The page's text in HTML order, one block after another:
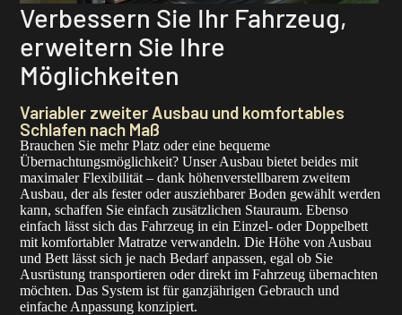
Verbessern Sie Ihr Fahrzeug,
erweitern Sie Ihre
Möglichkeiten
Variabler zweiter Ausbau und komfortables
Schlafen nach Maß
Brauchen Sie mehr Platz oder eine bequeme
Übernachtungsmöglichkeit? Unser Ausbau bietet beides mit
maximaler Flexibilität – dank höhenverstellbarem zweitem
Ausbau, der als fester oder ausziehbarer Boden gewählt werden
kann, schaffen Sie einfach zusätzlichen Stauraum. Ebenso
einfach lässt sich das Fahrzeug in ein Einzel- oder Doppelbett
mit komfortabler Matratze verwandeln. Die Höhe von Ausbau
und Bett lässt sich je nach Bedarf anpassen, egal ob Sie
Ausrüstung transportieren oder direkt im Fahrzeug übernachten
möchten. Das System ist für ganzjährigen Gebrauch und
einfache Anpassung konzipiert.